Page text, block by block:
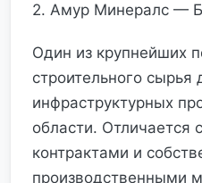
2. Амур Минералс —
Один из крупнейших
строительного сырья
инфраструктурных
области. Отличается
контрактами и
производственными